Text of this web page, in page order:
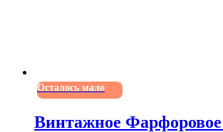
Осталось мало
Винтажное Фарфоровое